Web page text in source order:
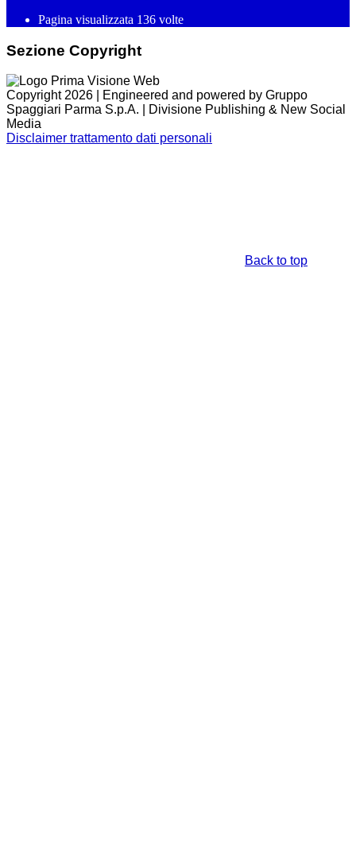
Pagina visualizzata 136 volte
Sezione Copyright
Copyright 2026 | Engineered and powered by Gruppo
Spaggiari Parma S.p.A. | Divisione Publishing & New Social
Media
Disclaimer trattamento dati personali
Back to top